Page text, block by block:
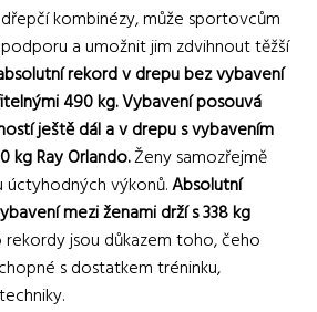
kombinézy, může sportovcům
a umožnit jim zdvihnout těžší
rekord v drepu bez vybavení
490 kg. Vybavení posouvá
ještě dál a v drepu s vybavením
kg Ray Orlando.Ženy samozřejmě
úctyhodných výkonů.Absolutní
mezi ženami drží s 338 kg
jsou důkazem toho, čeho
s dostatkem tréninku,